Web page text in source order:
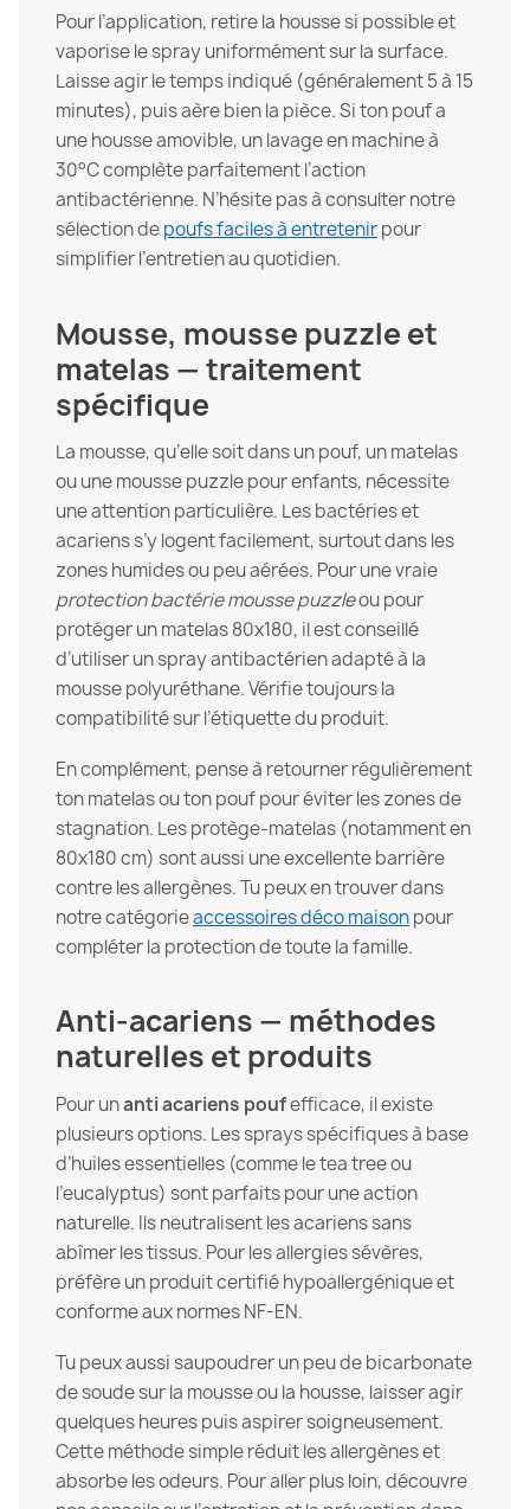
Pour l’application, retire la housse si possible et
vaporise le spray uniformément sur la surface.
Laisse agir le temps indiqué (généralement 5 à 15
minutes), puis aère bien la pièce. Si ton pouf a
une housse amovible, un lavage en machine à
30°C complète parfaitement l’action
antibactérienne. N’hésite pas à consulter notre
sélection depoufs faciles à entretenirpour
simplifier l’entretien au quotidien.
Mousse, mousse puzzle et
matelas — traitement
spécifique
La mousse, qu’elle soit dans un pouf, un matelas
ou une mousse puzzle pour enfants, nécessite
une attention particulière. Les bactéries et
acariens s’y logent facilement, surtout dans les
zones humides ou peu aérées. Pour une vraie
protection bactérie mousse puzzleou pour
protéger un matelas 80x180, il est conseillé
d’utiliser un spray antibactérien adapté à la
mousse polyuréthane. Vérifie toujours la
compatibilité sur l’étiquette du produit.
En complément, pense à retourner régulièrement
ton matelas ou ton pouf pour éviter les zones de
stagnation. Les protège-matelas (notamment en
80x180 cm) sont aussi une excellente barrière
contre les allergènes. Tu peux en trouver dans
notre catégorieaccessoires déco maisonpour
compléter la protection de toute la famille.
Anti-acariens — méthodes
naturelles et produits
Pour unanti acariens poufefficace, il existe
plusieurs options. Les sprays spécifiques à base
d’huiles essentielles (comme le tea tree ou
l’eucalyptus) sont parfaits pour une action
naturelle. Ils neutralisent les acariens sans
abîmer les tissus. Pour les allergies sévères,
préfère un produit certifié hypoallergénique et
conforme aux normes NF-EN.
Tu peux aussi saupoudrer un peu de bicarbonate
de soude sur la mousse ou la housse, laisser agir
quelques heures puis aspirer soigneusement.
Cette méthode simple réduit les allergènes et
absorbe les odeurs. Pour aller plus loin, découvre